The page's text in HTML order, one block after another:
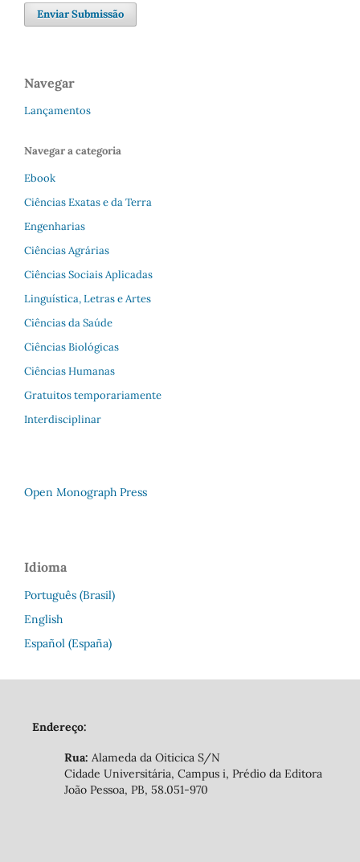
Enviar Submissão
Navegar
Lançamentos
Navegar a categoria
Ebook
Ciências Exatas e da Terra
Engenharias
Ciências Agrárias
Ciências Sociais Aplicadas
Linguística, Letras e Artes
Ciências da Saúde
Ciências Biológicas
Ciências Humanas
Gratuitos temporariamente
Interdisciplinar
Open Monograph Press
Idioma
Português (Brasil)
English
Español (España)
Endereço:
Rua: Alameda da Oiticica S/N
Cidade Universitária, Campus i, Prédio da Editora
João Pessoa, PB, 58.051-970